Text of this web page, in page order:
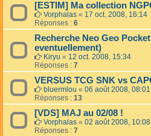
[ESTIM] Ma collection
Vorphalas « 17 oct. 2008, 16:14
Réponses : 6
Recherche Neo Geo
eventuellement)
Kiryu « 12 oct. 2008, 15:34
Réponses : 7
VERSUS TCG SNK vs
bluermlou « 06 août 2008, 08:01
Réponses : 13
[VDS] MAJ au 02/08 !
Vorphalas « 02 août 2008, 10:08
Réponses : 7